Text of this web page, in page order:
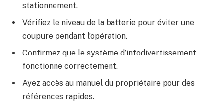
stationnement.
Vérifiez le niveau de la batterie pour éviter une
coupure pendant l’opération.
Confirmez que le système d’infodivertissement
fonctionne correctement.
Ayez accès au manuel du propriétaire pour des
références rapides.